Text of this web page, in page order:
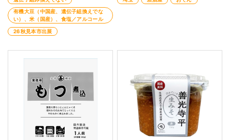
有機大豆（中国産、遺伝子組換えでな
い）、米（国産）、食塩／アルコール
26秋見本市出展